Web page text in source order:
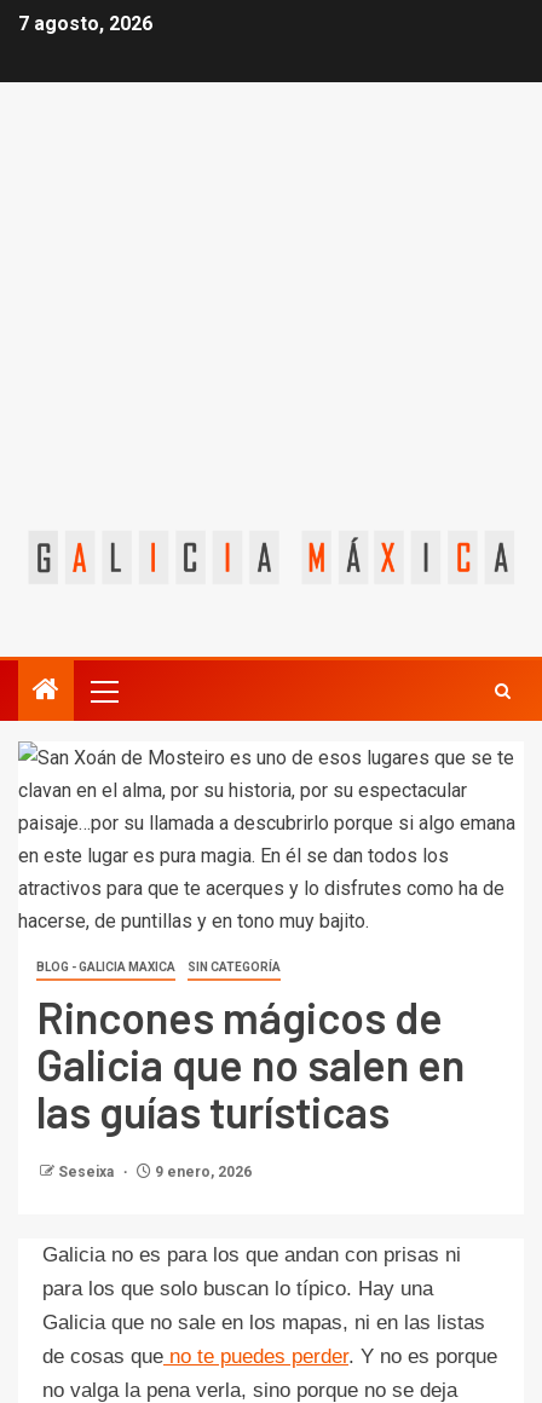
7 agosto, 2026
BLOG - GALICIA MAXICA SIN CATEGORÍA
Rincones mágicos de
Galicia que no salen en
las guías turísticas
Seseixa 9 enero, 2026
Galicia no es para los que andan con prisas ni
para los que solo buscan lo típico. Hay una
Galicia que no sale en los mapas, ni en las listas
de cosas que no te puedes perder. Y no es porque
no valga la pena verla, sino porque no se deja